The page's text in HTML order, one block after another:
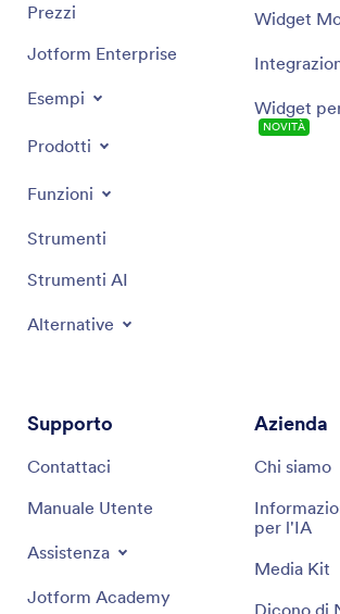
Prezzi
Jotform Enterprise
Esempi
Prodotti
Funzioni
Strumenti
Strumenti AI
Alternative
Widget
Widget
NOVITÀ
Supporto
Contattaci
Manuale Utente
Assistenza
Jotform Academy
Azienda
Chi siamo
per l'IA
Media Kit
Dicono di